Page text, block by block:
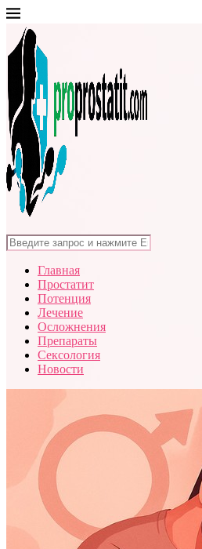
Главная
Простатит
Потенция
Лечение
Осложнения
Препараты
Сексология
Новости